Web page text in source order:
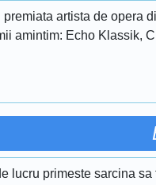
artista de opera
amintim: Echo Klassik,
lucru primeste sarcina sa